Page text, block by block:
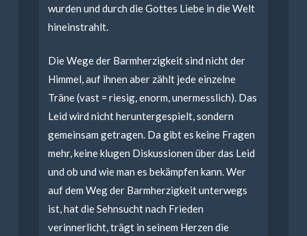
wurden und durch die Gottes Liebe in die Welt
hineinstrahlt.
Die Wege der Barmherzigkeit sind nicht der
Himmel, auf ihnen aber zählt jede einzelne
Träne (vast = riesig, enorm, unermesslich). Das
Leid wird nicht heruntergespielt, sondern
gemeinsam getragen. Da gibt es keine Fragen
mehr, keine klugen Diskussionen über das Leid
und ob und wie man es bekämpfen kann. Wer
auf dem Weg der Barmherzigkeit unterwegs
ist, hat die Sehnsucht nach Frieden
verinnerlicht, trägt in seinem Herzen die